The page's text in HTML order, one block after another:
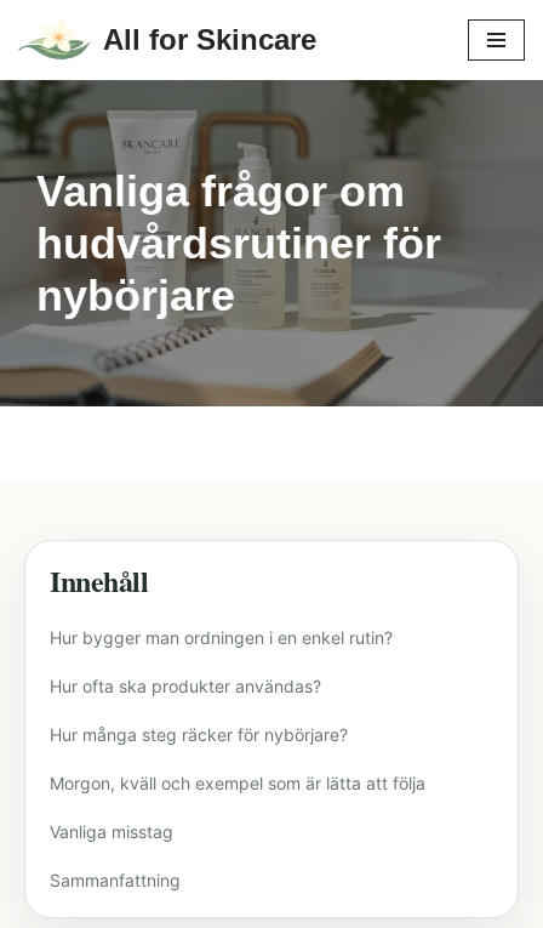
Hoppa
till
innehåll
All for Skincare
Vanliga frågor om
hudvårdsrutiner för
nybörjare
Innehåll
Hur bygger man ordningen i en enkel rutin?
Hur ofta ska produkter användas?
Hur många steg räcker för nybörjare?
Morgon, kväll och exempel som är lätta att följa
Vanliga misstag
Sammanfattning